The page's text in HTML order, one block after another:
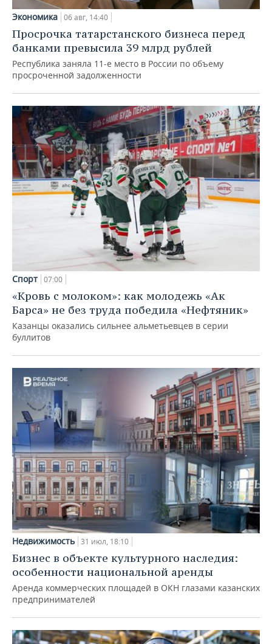
Экономика 06 авг, 14:40
Просрочка татарстанского бизнеса перед
банками превысила 39 млрд рублей
Республика заняла 11-е место в России по объему
просроченной задолженности
Спорт 07:00
«Кровь с молоком»: как молодежь «Ак
Барса» не без труда победила «Нефтяник»
Казанцы оказались сильнее альметьевцев в серии
буллитов
Недвижимость 31 июл, 18:10
Бизнес в объекте культурного наследия:
особенности национальной аренды
Аренда коммерческих площадей в ОКН глазами казанских
предпринимателей